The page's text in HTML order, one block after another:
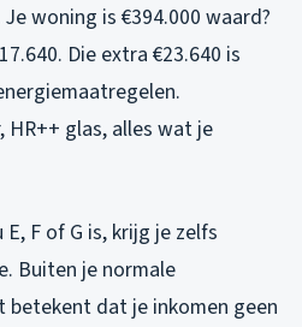
woning is €394.000 waard?
Die extra €23.640 is
HR++ glas, alles wat je
F of G is, krijg je zelfs
Buiten je normale
dat je inkomen geen